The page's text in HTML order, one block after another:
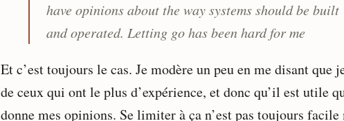
have opinions about the way systems should be built
and operated. Letting go has been hard for me
Et c’est toujours le cas. Je modère un peu en me disant que
de ceux qui ont le plus d’expérience, et donc qu’il est utile
donne mes opinions. Se limiter à ça n’est pas toujours facile